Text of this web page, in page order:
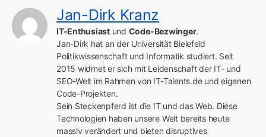
Jan-Dirk Kranz
IT-Enthusiast und Code-Bezwinger.
Jan-Dirk hat an der Universität Bielefeld
Politikwissenschaft und Informatik studiert. Seit
2015 widmet er sich mit Leidenschaft der IT- und
SEO-Welt im Rahmen von IT-Talents.de und eigenen
Code-Projekten.
Sein Steckenpferd ist die IT und das Web. Diese
Technologien haben unsere Welt bereits heute
massiv verändert und bieten disruptives